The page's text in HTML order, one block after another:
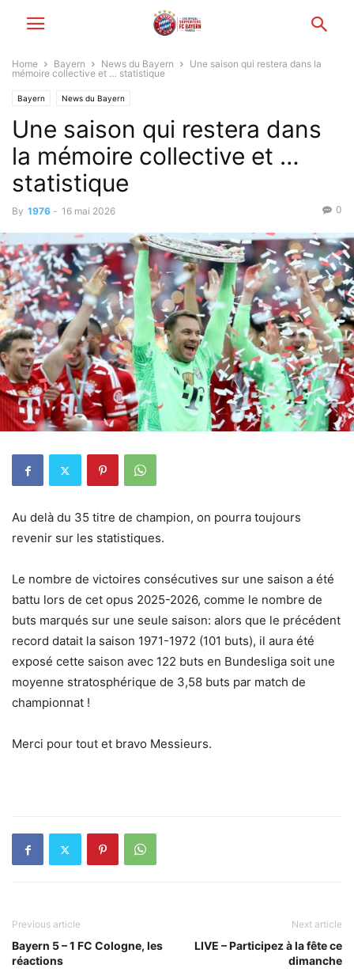
Home Bayern News du Bayern
Une saison qui restera dans la
mémoire collective et … statistique
Bayern News du Bayern
Une saison qui restera dans
la mémoire collective et …
statistique
By 1976 - 16 mai 2026 0
Au delà du 35 titre de champion, on pourra toujours
revenir sur les statistiques.
Le nombre de victoires consécutives sur une saison a été
battu lors de cet opus 2025-2026, comme le nombre de
buts marqués sur une seule saison: alors que le précédent
record datait la saison 1971-1972 (101 buts), il aura été
exposé cette saison avec 122 buts en Bundesliga soit une
moyenne stratosphérique de 3,58 buts par match de
championnat !
Merci pour tout et bravo Messieurs.
Previous article
Bayern 5 – 1 FC Cologne, les
réactions
Next article
LIVE – Participez à la fête ce
dimanche